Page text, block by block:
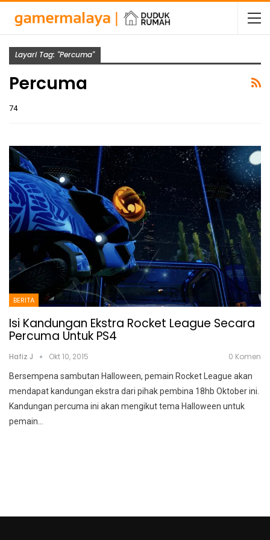
Layari Tag: "Percuma"
Percuma
74
BERITA
Isi Kandungan Ekstra Rocket League Secara
Percuma Untuk PS4
Hafiz J Okt 10, 2015 0 Komen
Bersempena sambutan Halloween, pemain Rocket League akan
mendapat kandungan ekstra dari pihak pembina 18hb Oktober ini.
Kandungan percuma ini akan mengikut tema Halloween untuk
pemain…